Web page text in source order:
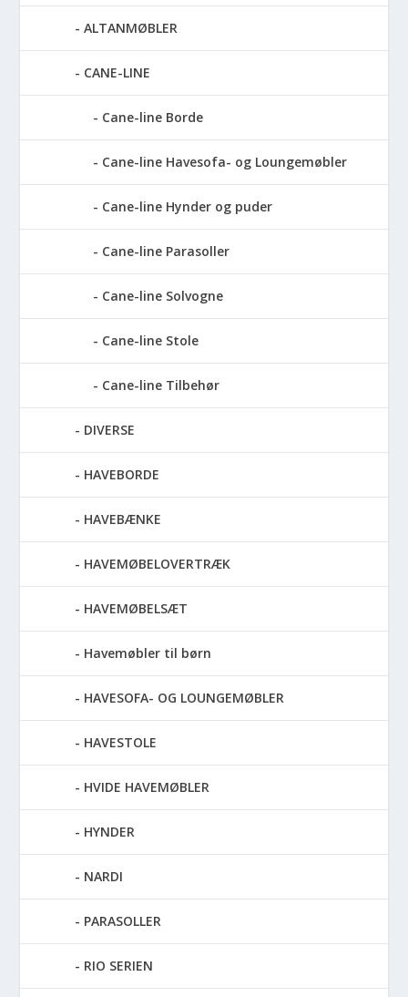
ALTANMØBLER
CANE-LINE
Cane-line Borde
Cane-line Havesofa- og Loungemøbler
Cane-line Hynder og puder
Cane-line Parasoller
Cane-line Solvogne
Cane-line Stole
Cane-line Tilbehør
DIVERSE
HAVEBORDE
HAVEBÆNKE
HAVEMØBELOVERTRÆK
HAVEMØBELSÆT
Havemøbler til børn
HAVESOFA- OG LOUNGEMØBLER
HAVESTOLE
HVIDE HAVEMØBLER
HYNDER
NARDI
PARASOLLER
RIO SERIEN